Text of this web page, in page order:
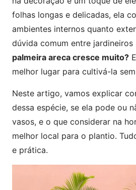
folhas longas e delicadas, ela
ambientes internos quanto
dúvida comum entre jardineiros
palmeira areca cresce muito?
melhor lugar para cultivá-la
Neste artigo, vamos explicar
dessa espécie, se ela pode ou
vasos, e o que considerar na
melhor local para o plantio.
e prática.